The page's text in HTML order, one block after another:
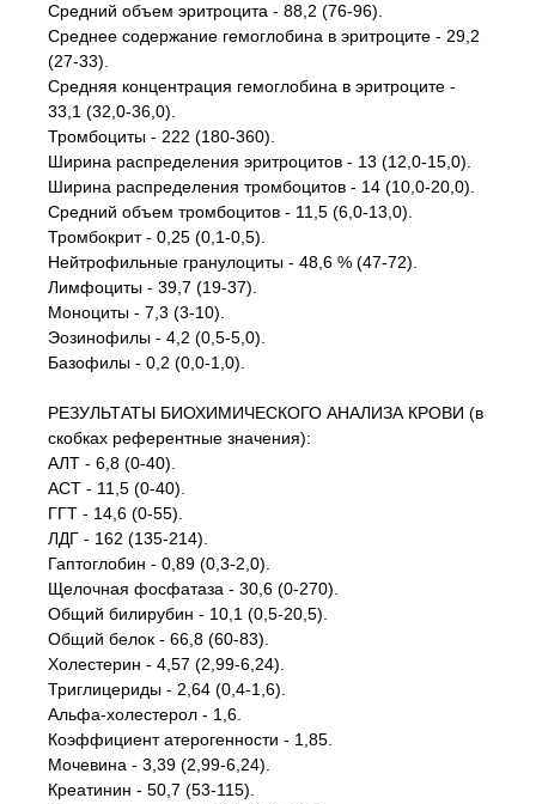
Средний объем эритроцита - 88,2 (76-96).
Среднее содержание гемоглобина в эритроците - 29,2
(27-33).
Средняя концентрация гемоглобина в эритроците -
33,1 (32,0-36,0).
Тромбоциты - 222 (180-360).
Ширина распределения эритроцитов - 13 (12,0-15,0).
Ширина распределения тромбоцитов - 14 (10,0-20,0).
Средний объем тромбоцитов - 11,5 (6,0-13,0).
Тромбокрит - 0,25 (0,1-0,5).
Нейтрофильные гранулоциты - 48,6 % (47-72).
Лимфоциты - 39,7 (19-37).
Моноциты - 7,3 (3-10).
Эозинофилы - 4,2 (0,5-5,0).
Базофилы - 0,2 (0,0-1,0).
РЕЗУЛЬТАТЫ БИОХИМИЧЕСКОГО АНАЛИЗА КРОВИ (в
скобках референтные значения):
АЛТ - 6,8 (0-40).
АСТ - 11,5 (0-40).
ГГТ - 14,6 (0-55).
ЛДГ - 162 (135-214).
Гаптоглобин - 0,89 (0,3-2,0).
Щелочная фосфатаза - 30,6 (0-270).
Общий билирубин - 10,1 (0,5-20,5).
Общий белок - 66,8 (60-83).
Холестерин - 4,57 (2,99-6,24).
Триглицериды - 2,64 (0,4-1,6).
Альфа-холестерол - 1,6.
Коэффициент атерогенности - 1,85.
Мочевина - 3,39 (2,99-6,24).
Креатинин - 50,7 (53-115).